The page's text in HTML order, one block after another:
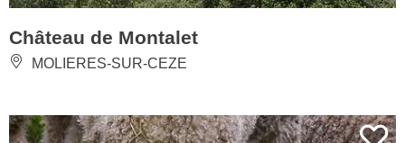
Château de Montalet
MOLIERES-SUR-CEZE